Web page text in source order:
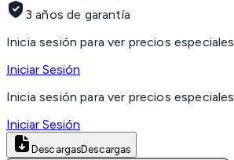
3 años de garantía
Inicia sesión para ver precios especiales
Iniciar Sesión
Inicia sesión para ver precios especiales
Iniciar Sesión
DescargasDescargas